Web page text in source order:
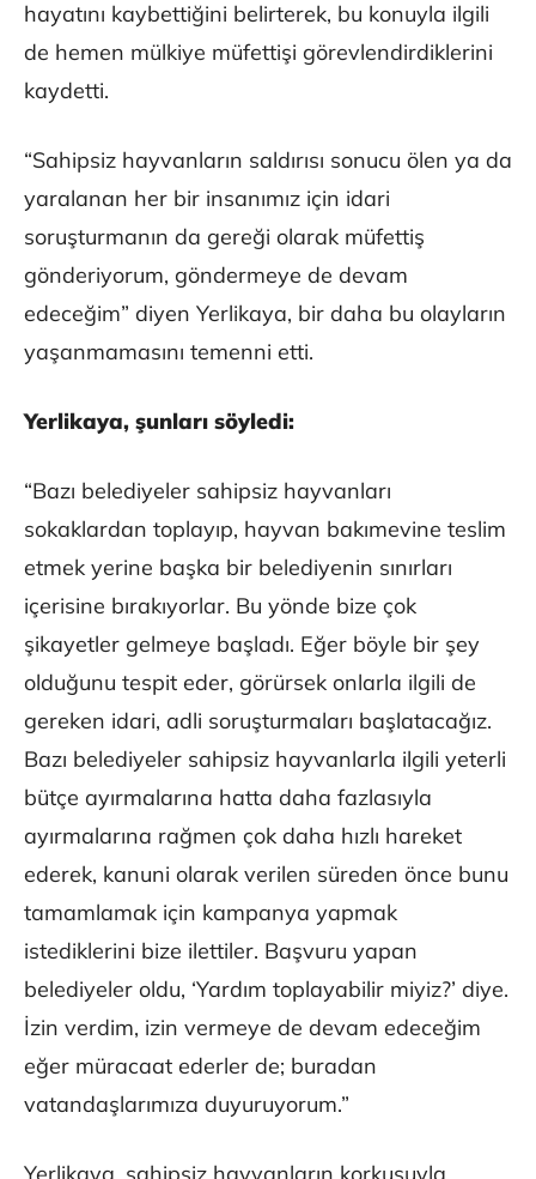
hayatını kaybettiğini belirterek, bu konuyla ilgili
de hemen mülkiye müfettişi görevlendirdiklerini
kaydetti.
“Sahipsiz hayvanların saldırısı sonucu ölen ya da
yaralanan her bir insanımız için idari
soruşturmanın da gereği olarak müfettiş
gönderiyorum, göndermeye de devam
edeceğim” diyen Yerlikaya, bir daha bu olayların
yaşanmamasını temenni etti.
Yerlikaya, şunları söyledi:
“Bazı belediyeler sahipsiz hayvanları
sokaklardan toplayıp, hayvan bakımevine teslim
etmek yerine başka bir belediyenin sınırları
içerisine bırakıyorlar. Bu yönde bize çok
şikayetler gelmeye başladı. Eğer böyle bir şey
olduğunu tespit eder, görürsek onlarla ilgili de
gereken idari, adli soruşturmaları başlatacağız.
Bazı belediyeler sahipsiz hayvanlarla ilgili yeterli
bütçe ayırmalarına hatta daha fazlasıyla
ayırmalarına rağmen çok daha hızlı hareket
ederek, kanuni olarak verilen süreden önce bunu
tamamlamak için kampanya yapmak
istediklerini bize ilettiler. Başvuru yapan
belediyeler oldu, ‘Yardım toplayabilir miyiz?’ diye.
İzin verdim, izin vermeye de devam edeceğim
eğer müracaat ederler de; buradan
vatandaşlarımıza duyuruyorum.”